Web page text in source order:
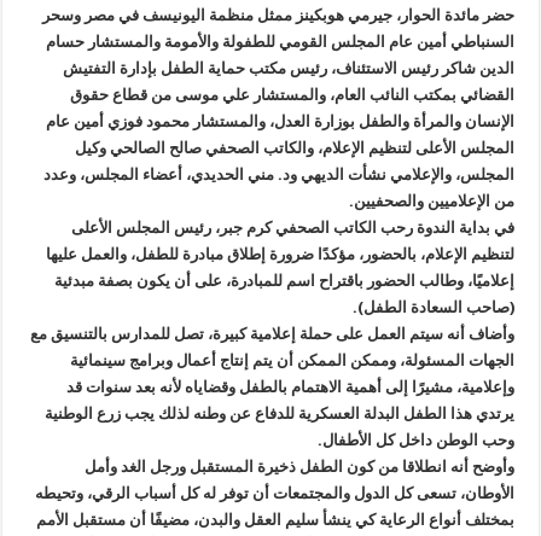
حضر مائدة الحوار، جيرمي هوبكينز ممثل منظمة اليونيسف في مصر وسحر
السنباطي أمين عام المجلس القومي للطفولة والأمومة والمستشار حسام
الدين شاكر رئيس الاستئناف، رئيس مكتب حماية الطفل بإدارة التفتيش
القضائي بمكتب النائب العام، والمستشار علي موسى من قطاع حقوق
الإنسان والمرأة والطفل بوزارة العدل، والمستشار محمود فوزي أمين عام
المجلس الأعلى لتنظيم الإعلام، والكاتب الصحفي صالح الصالحي وكيل
المجلس، والإعلامي نشأت الديهي ود. مني الحديدي، أعضاء المجلس، وعدد
من الإعلاميين والصحفيين.
في بداية الندوة رحب الكاتب الصحفي كرم جبر، رئيس المجلس الأعلى
لتنظيم الإعلام، بالحضور، مؤكدًا ضرورة إطلاق مبادرة للطفل، والعمل عليها
إعلاميًا، وطالب الحضور باقتراح اسم للمبادرة، على أن يكون بصفة مبدئية
(صاحب السعادة الطفل).
وأضاف أنه سيتم العمل على حملة إعلامية كبيرة، تصل للمدارس بالتنسيق مع
الجهات المسئولة، وممكن الممكن أن يتم إنتاج أعمال وبرامج سينمائية
وإعلامية، مشيرًا إلى أهمية الاهتمام بالطفل وقضاياه لأنه بعد سنوات قد
يرتدي هذا الطفل البدلة العسكرية للدفاع عن وطنه لذلك يجب زرع الوطنية
وحب الوطن داخل كل الأطفال.
وأوضح أنه انطلاقا من كون الطفل ذخيرة المستقبل ورجل الغد وأمل
الأوطان، تسعى كل الدول والمجتمعات أن توفر له كل أسباب الرقي، وتحيطه
بمختلف أنواع الرعاية كي ينشأ سليم العقل والبدن، مضيفًا أن مستقبل الأمم